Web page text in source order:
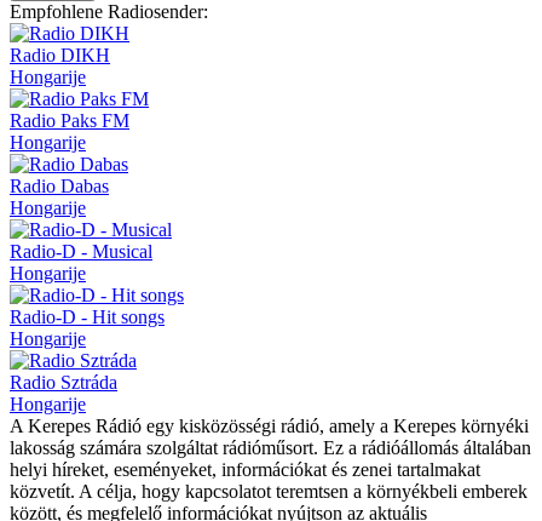
Empfohlene Radiosender:
Radio DIKH
Hongarije
Radio Paks FM
Hongarije
Radio Dabas
Hongarije
Radio-D - Musical
Hongarije
Radio-D - Hit songs
Hongarije
Radio Sztráda
Hongarije
A Kerepes Rádió egy kisközösségi rádió, amely a Kerepes környéki
lakosság számára szolgáltat rádióműsort. Ez a rádióállomás általában
helyi híreket, eseményeket, információkat és zenei tartalmakat
közvetít. A célja, hogy kapcsolatot teremtsen a környékbeli emberek
között, és megfelelő információkat nyújtson az aktuális